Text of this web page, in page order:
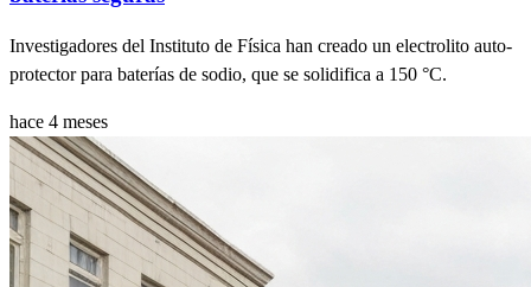
Investigadores del Instituto de Física han creado un electrolito auto-
protector para baterías de sodio, que se solidifica a 150 °C.
hace 4 meses